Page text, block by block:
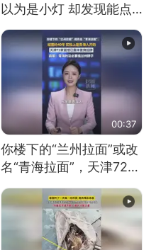
以为是小灯 却发现能点
燃香烟 当事人：已报警
处理
00:37
你楼下的“兰州拉面”或改
名“青海拉面”，天津72家
面馆已集体更换招牌